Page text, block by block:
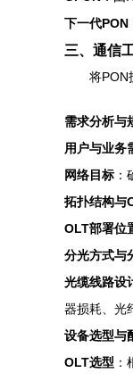
下一代PON
三、通信
将PON
需求分析与
用户与业务
网络目标
拓扑结构与
OLT部署位
分光方式与
光缆线路设
器损耗、光
设备选型与
OLT选型